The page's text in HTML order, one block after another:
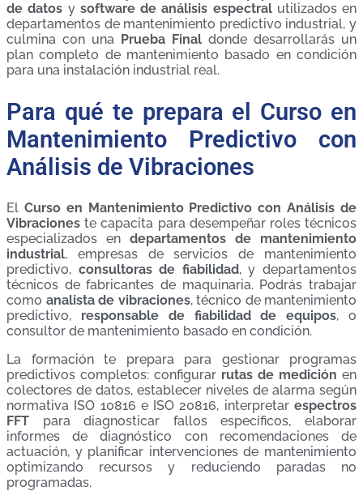
de datos y software de análisis espectralutilizados en
departamentos de mantenimiento predictivo industrial, y
culmina con una Prueba Final donde desarrollarás un
plan completo de mantenimiento basado en condición
para una instalación industrial real.
Para qué te prepara el Curso en
Mantenimiento Predictivo con
Análisis de Vibraciones
El Curso en Mantenimiento Predictivo con Análisis de
Vibraciones te capacita para desempeñar roles técnicos
especializados en departamentos de mantenimiento
industrial, empresas de servicios de mantenimiento
predictivo, consultoras de fiabilidad, y departamentos
técnicos de fabricantes de maquinaria. Podrás trabajar
como analista de vibraciones, técnico de mantenimiento
predictivo, responsable de fiabilidad de equipos, o
consultor de mantenimiento basado en condición.
La formación te prepara para gestionar programas
predictivos completos: configurar rutas de medición en
colectores de datos, establecer niveles de alarma según
normativa ISO 10816 e ISO 20816, interpretar espectros
FFT para diagnosticar fallos específicos, elaborar
informes de diagnóstico con recomendaciones de
actuación, y planificar intervenciones de mantenimiento
optimizando recursos y reduciendo paradas no
programadas.